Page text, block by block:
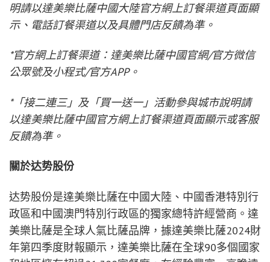
明請以達美樂比薩中國大陸官方網上訂餐渠道頁面顯
示、電話訂餐渠道以及具體門店反饋為準。
*官方網上訂餐渠道：達美樂比薩中國官網/官方微信
公眾號及小程式/官方APP。
*「接二連三」及「買一送一」活動參與城市說明請
以達美樂比薩中國官方網上訂餐渠道頁面顯示或客服
反饋為準。
關於达势股份
达势股份是達美樂比薩在中國大陸、中國香港特別行
政區和中國澳門特別行政區的獨家總特許經營商。達
美樂比薩是全球人氣比薩品牌，據達美樂比薩2024財
年第四季度財報顯示，達美樂比薩在全球90多個國家